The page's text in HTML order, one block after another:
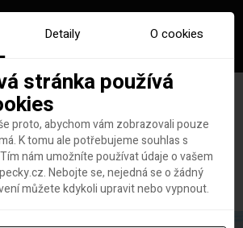
stránka Slovensko hotely
Slovensko hotely
Detaily O cookies
stránka používá
proto, abychom vám zobrazovali pouze
K tomu ale potřebujeme souhlas s
nám umožníte používat údaje o vašem
Nebojte se, nejedná se o žádný
můžete kdykoli upravit nebo vypnout.